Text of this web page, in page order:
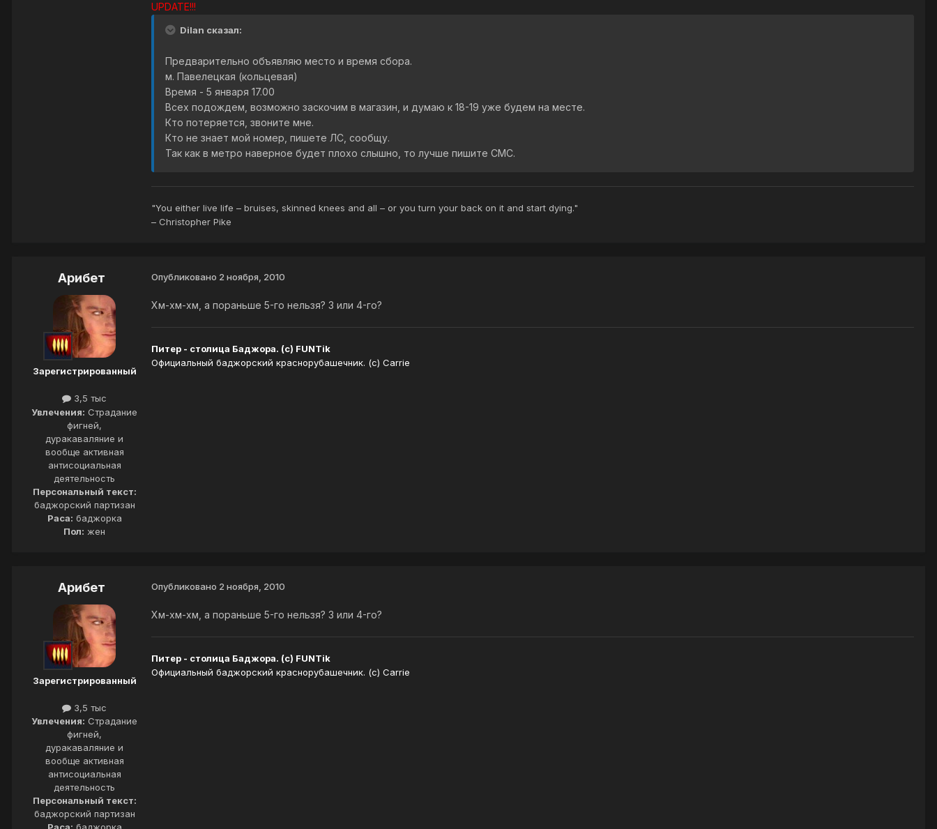
UPDATE!!!
Dilan сказал:
Предварительно объявляю место и время сбора.
м. Павелецкая (кольцевая)
Время - 5 января 17.00
Всех подождем, возможно заскочим в магазин, и думаю к 18-19 уже будем на месте.
Кто потеряется, звоните мне.
Кто не знает мой номер, пишете ЛС, сообщу.
Так как в метро наверное будет плохо слышно, то лучше пишите СМС.
"You either live life – bruises, skinned knees and all – or you turn your back on it and start dying."
– Christopher Pike
Арибет
Зарегистрированный
3,5 тыс
Увлечения: Страдание
фигней,
дуракаваляние и
вообще активная
антисоциальная
деятельность
Персональный текст:
баджорский партизан
Раса: баджорка
Пол: жен
Опубликовано 2 ноября, 2010
Хм-хм-хм, а пораньше 5-го нельзя? 3 или 4-го?
Питер - столица Баджора. (с) FUNTik
Официальный баджорский краснорубашечник. (с) Carrie
Арибет
Зарегистрированный
3,5 тыс
Увлечения: Страдание
фигней,
дуракаваляние и
вообще активная
антисоциальная
деятельность
Персональный текст:
баджорский партизан
Раса: баджорка
Опубликовано 2 ноября, 2010
Хм-хм-хм, а пораньше 5-го нельзя? 3 или 4-го?
Питер - столица Баджора. (с) FUNTik
Официальный баджорский краснорубашечник. (с) Carrie